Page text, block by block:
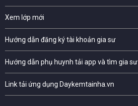
Xem lớp mới
Hướng dẫn đăng ký tài khoản gia sư
Hướng dẫn phụ huynh tải app và tìm gia sư
Link tải ứng dụng Daykemtainha.vn